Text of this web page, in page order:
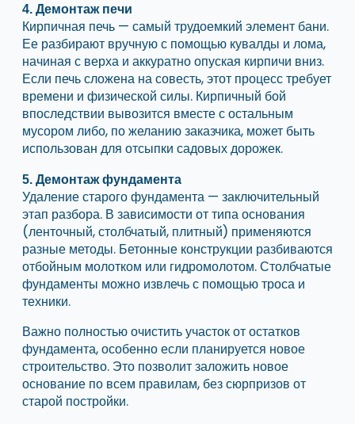
4. Демонтаж печи
Кирпичная печь — самый трудоемкий элемент бани.
Ее разбирают вручную с помощью кувалды и лома,
начиная с верха и аккуратно опуская кирпичи вниз.
Если печь сложена на совесть, этот процесс требует
времени и физической силы. Кирпичный бой
впоследствии вывозится вместе с остальным
мусором либо, по желанию заказчика, может быть
использован для отсыпки садовых дорожек.
5. Демонтаж фундамента
Удаление старого фундамента — заключительный
этап разбора. В зависимости от типа основания
(ленточный, столбчатый, плитный) применяются
разные методы. Бетонные конструкции разбиваются
отбойным молотком или гидромолотом. Столбчатые
фундаменты можно извлечь с помощью троса и
техники.
Важно полностью очистить участок от остатков
фундамента, особенно если планируется новое
строительство. Это позволит заложить новое
основание по всем правилам, без сюрпризов от
старой постройки.